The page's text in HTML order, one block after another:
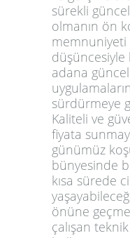
sürekli
olmanın ön
memnuniyeti
adana
sürdürmeye
Kaliteli ve
fiyata
günümüz
bünyesinde
kısa sürede
önüne
çalışan